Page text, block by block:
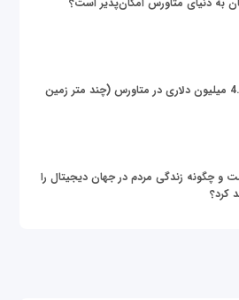
خرید زمین 4.3 میلیون دلاری در متاورس (چند متر زمین
و چگونه زندگی مردم در جهان دیجیتال را
کرد؟